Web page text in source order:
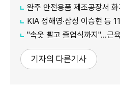
완주 안전용품 제조공장서
KIA 정해영·삼성 이승현 등 11명 상무
"속옷 빨고 졸업식까지"…근육병 학생
기자의 다른기사